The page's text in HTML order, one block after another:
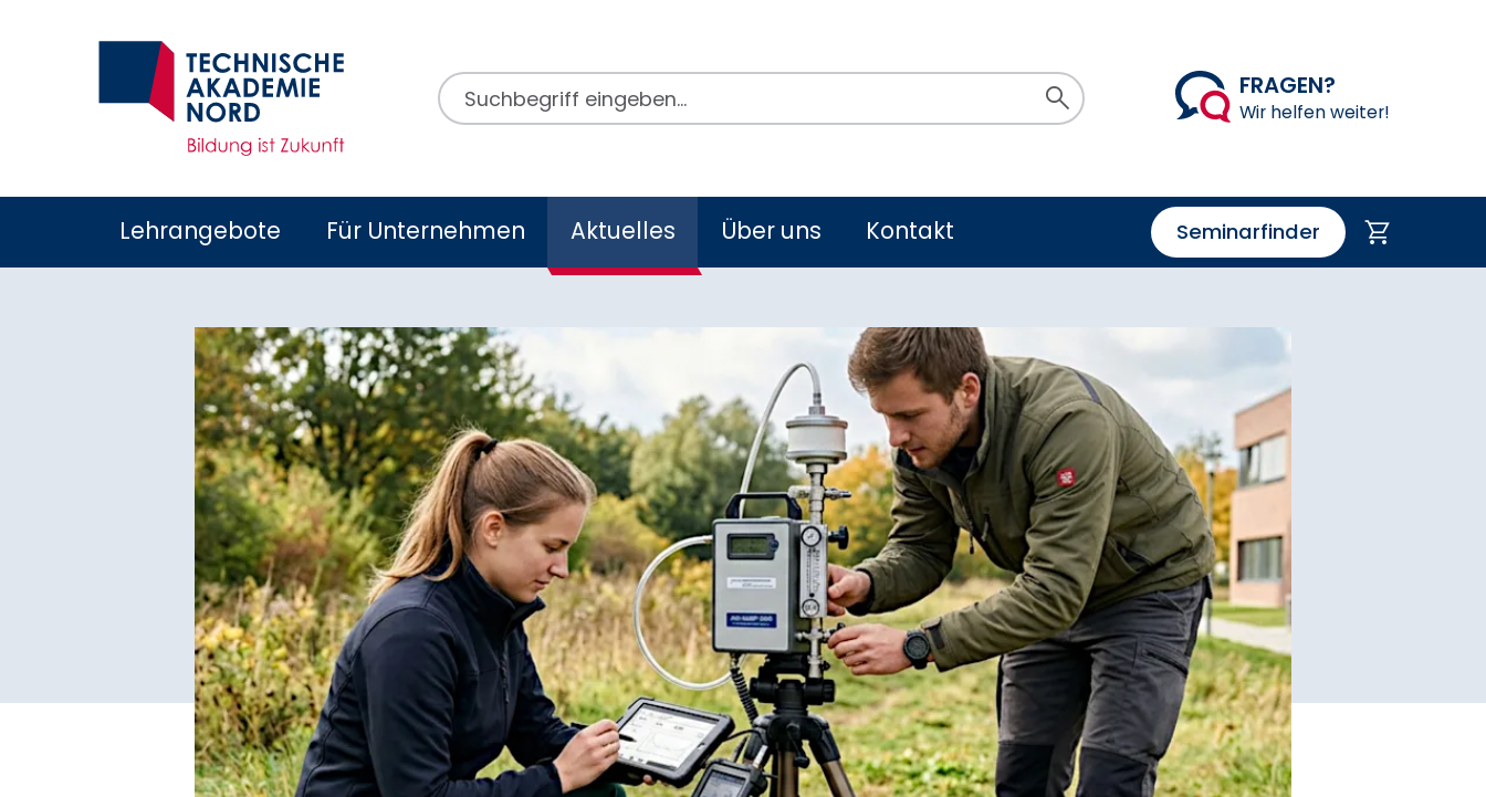
Suchbegriffe Suchen FRAGEN?
Wir helfen weiter!
Lehrangebote Für Unternehmen Aktuelles Über uns Kontakt Seminarfinder Warenkorb